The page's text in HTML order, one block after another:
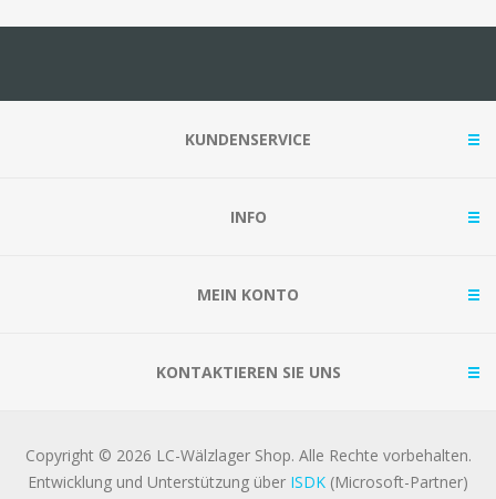
KUNDENSERVICE
INFO
MEIN KONTO
KONTAKTIEREN SIE UNS
Copyright © 2026 LC-Wälzlager Shop. Alle Rechte vorbehalten.
Entwicklung und Unterstützung über ISDK (Microsoft-Partner)